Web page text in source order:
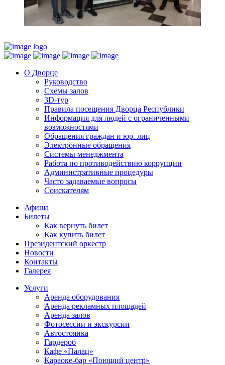
О Дворце
Руководство
Схемы залов
3D-тур
Правила посещения Дворца Республики
Информация для людей с ограниченными
возможностями
Обращения граждан и юр. лиц
Электронные обращения
Системы менеджмента
Работа по противодействию коррупции
Административные процедуры
Часто задаваемые вопросы
Соискателям
Афиша
Билеты
Как вернуть билет
Как купить билет
Президентский оркестр
Новости
Контакты
Галерея
Услуги
Аренда оборудования
Аренда рекламных площадей
Аренда залов
Фотосессии и экскурсии
Автостоянка
Гардероб
Кафе «Палац»
Караоке-бар «Поющий центр»